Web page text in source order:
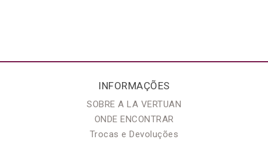
INFORMAÇÕES
SOBRE A LA VERTUAN
ONDE ENCONTRAR
Trocas e Devoluções